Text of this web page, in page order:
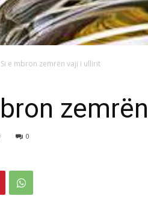
Si e mbron zemrën vaji i ullirit
0